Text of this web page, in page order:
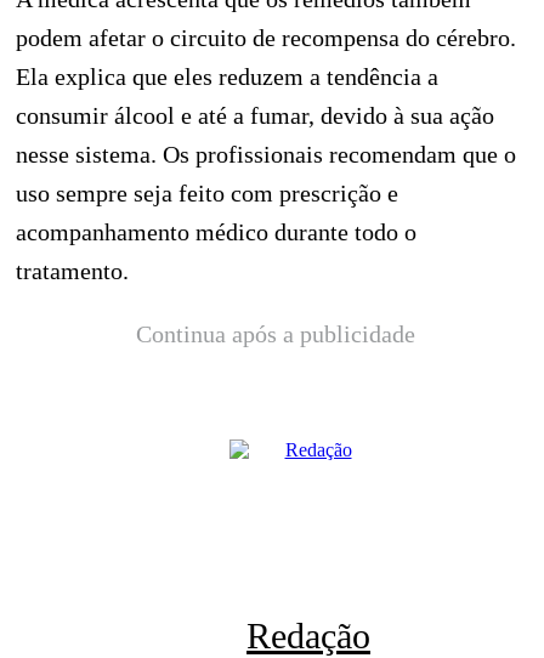
podem afetar o circuito de recompensa do cérebro.
Ela explica que eles reduzem a tendência a
consumir álcool e até a fumar, devido à sua ação
nesse sistema. Os profissionais recomendam que o
uso sempre seja feito com prescrição e
acompanhamento médico durante todo o
tratamento.
Continua após a publicidade
Redação